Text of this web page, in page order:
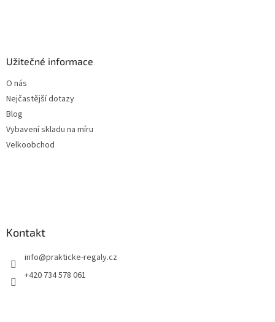
Užitečné informace
O nás
Nejčastější dotazy
Blog
Vybavení skladu na míru
Velkoobchod
Kontakt
info@prakticke-regaly.cz
+420 734 578 061